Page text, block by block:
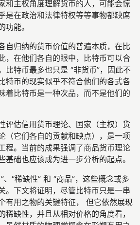
和主权角度理解货币的人，可能会惊
是在政治和法律特权等等事物都缺席
功能。
自归纳的货币价值的普遍本质，在比
，在他们各自的眼中，比特币可以合
比特币最多也只是 “非货币”，因此不
特币的现实似乎不符合他们的各式各
着比特币是一种次品，而不是他们的
评估信用货币理论、国家（主权）货
（它们各自的贡献和缺点），是一项
程。当前的成果强调了商品货币理论
基础也应该成为进一步分析的起点。
“稀缺性” 和 “商品”，这些概念或多
。下文将证明，尽管比特币只是一串
有用之物的关键特征， 但它依然展现
稀缺性，并且从相对价格的角度看，